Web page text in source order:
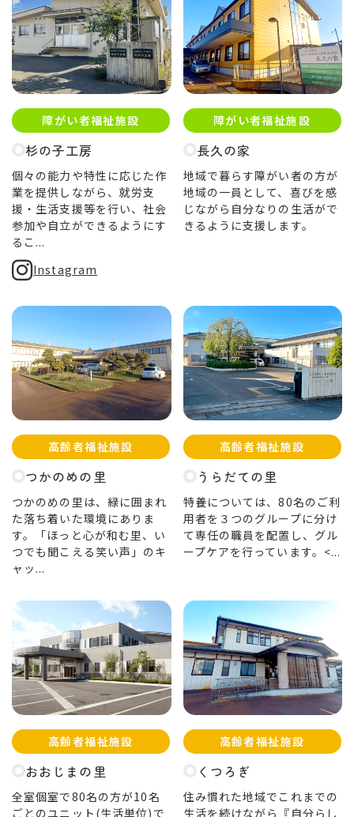
障がい者福祉施設
杉の子工房
個々の能力や特性に応じた作
業を提供しながら、就労支
援・生活支援等を行い、社会
参加や自立ができるようにす
るこ...
Instagram
障がい者福祉施設
長久の家
地域で暮らす障がい者の方が
地域の一員として、喜びを感
じながら自分なりの生活がで
きるように支援します。
高齢者福祉施設
つかのめの里
つかのめの里は、緑に囲まれ
た落ち着いた環境にありま
す。「ほっと心が和む里、い
つでも聞こえる笑い声」のキ
ャッ...
高齢者福祉施設
うらだての里
特養については、80名のご利
用者を３つのグループに分け
て専任の職員を配置し、グル
ープケアを行っています。<...
高齢者福祉施設
おおじまの里
全室個室で80名の方が10名
ごとのユニット(生活単位)で
高齢者福祉施設
くつろぎ
住み慣れた地域でこれまでの
生活を続けながら『自分らし